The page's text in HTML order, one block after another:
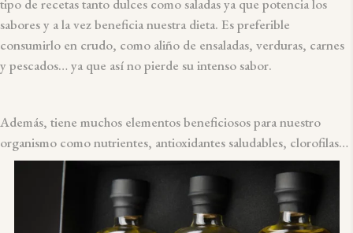
tipo de recetas tanto dulces como saladas ya que potencia los
sabores y a la vez beneficia nuestra dieta. Es preferible
consumirlo en crudo, como aliño de ensaladas, verduras, carnes
y pescados… ya que así no pierde su intenso sabor.
Además, tiene muchos elementos beneficiosos para nuestro
organismo como nutrientes, antioxidantes saludables, clorofilas…